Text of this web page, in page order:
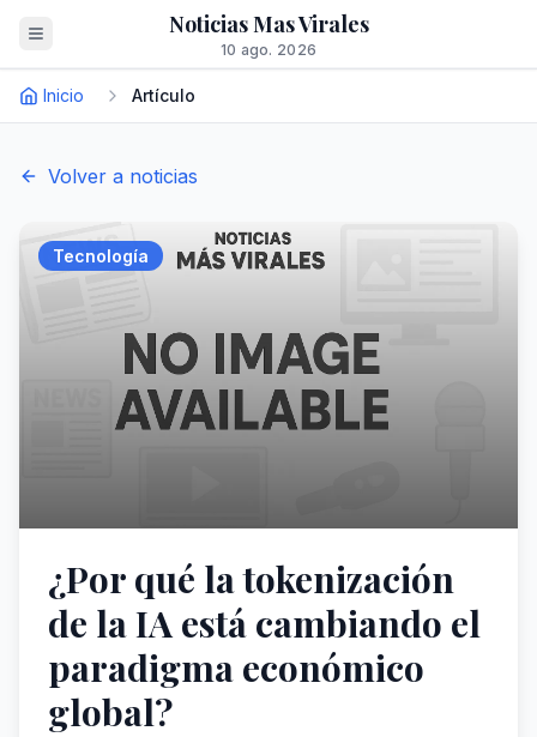
Noticias Mas Virales
10 ago. 2026
Inicio Artículo
Volver a noticias
Tecnología
¿Por qué la tokenización
de la IA está cambiando el
paradigma económico
global?